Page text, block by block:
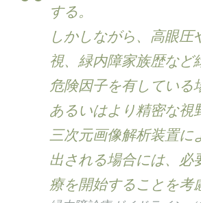
する。
しかしながら、高眼圧
視、緑内障家族歴など
危険因子を有している
あるいはより精密な視
三次元画像解析装置に
出される場合には、必
療を開始することを考